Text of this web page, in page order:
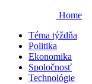
Home
Téma týždňa
Politika
Ekonomika
Spoločnosť
Technológie